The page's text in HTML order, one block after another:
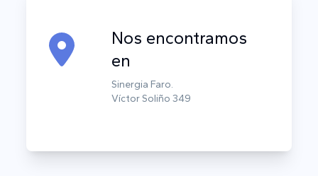
Nos encontramos
en
Sinergia Faro.
Víctor Soliño 349